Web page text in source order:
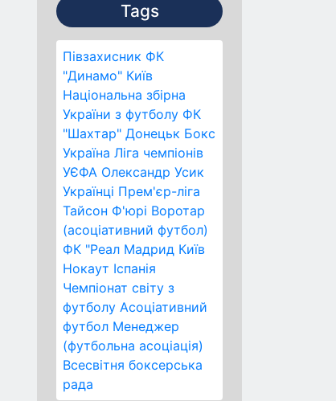
Tags
Півзахисник ФК
"Динамо" Київ
Національна збірна
України з футболу ФК
"Шахтар" Донецьк Бокс
Україна Ліга чемпіонів
УЄФА Олександр Усик
Українці Прем'єр-ліга
Тайсон Ф'юрі Воротар
(асоціативний футбол)
ФК "Реал Мадрид Київ
Нокаут Іспанія
Чемпіонат світу з
футболу Асоціативний
футбол Менеджер
(футбольна асоціація)
Всесвітня боксерська
рада